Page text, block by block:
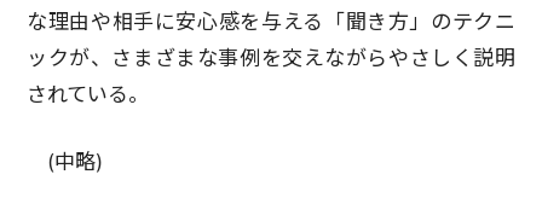
な理由や相手に安心感を与える「聞き方」のテクニ
ックが、さまざまな事例を交えながらやさしく説明
されている。
(中略)